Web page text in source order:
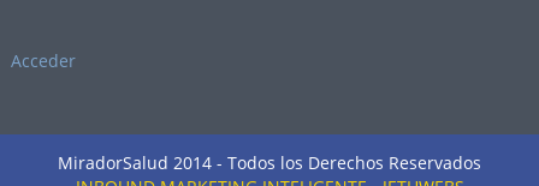
Acceder
MiradorSalud 2014 - Todos los Derechos Reservados